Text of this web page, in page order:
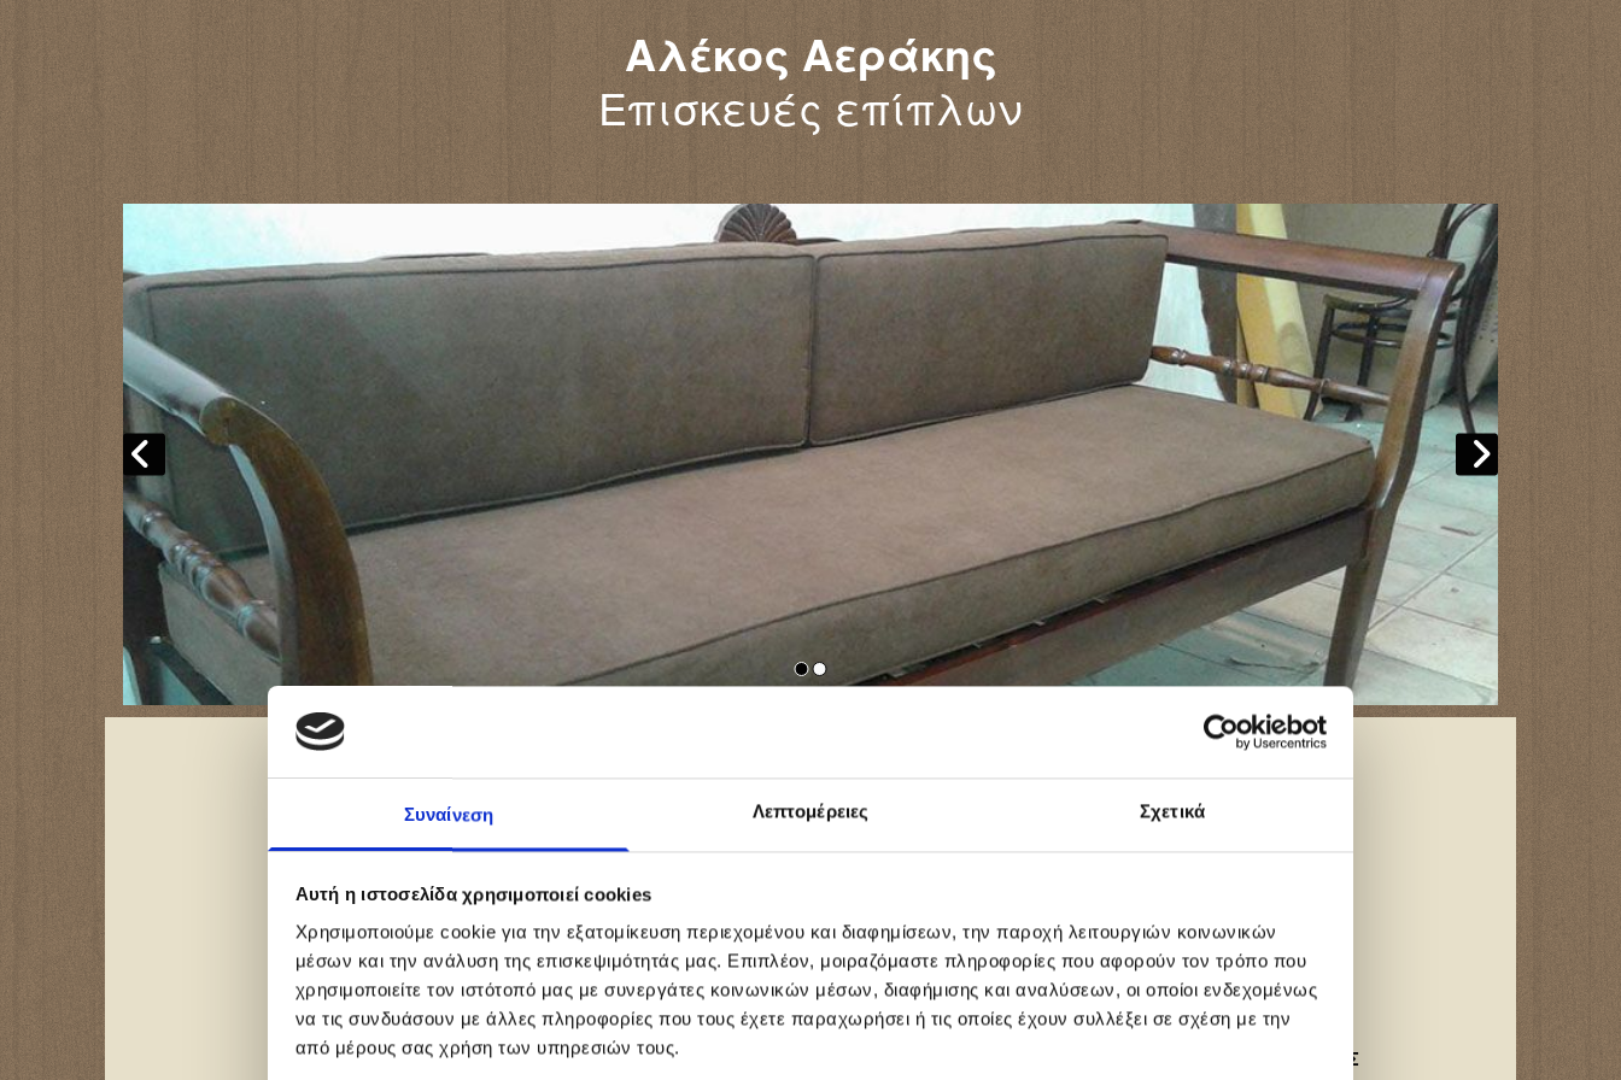
Συναίνεση Λεπτομέρειες Σχετικά
Αυτή η ιστοσελίδα χρησιμοποιεί cookies
Χρησιμοποιούμε cookie για την εξατομίκευση περιεχομένου και διαφημίσεων, την παροχή λειτουργιών κοινωνικών
μέσων και την ανάλυση της επισκεψιμότητάς μας. Επιπλέον, μοιραζόμαστε πληροφορίες που αφορούν τον τρόπο που
χρησιμοποιείτε τον ιστότοπό μας με συνεργάτες κοινωνικών μέσων, διαφήμισης και αναλύσεων, οι οποίοι ενδεχομένως
να τις συνδυάσουν με άλλες πληροφορίες που τους έχετε παραχωρήσει ή τις οποίες έχουν συλλέξει σε σχέση με την
από μέρους σας χρήση των υπηρεσιών τους.
Αλέκος Αεράκης
Επισκευές επίπλων
ΕΠΙΚΟΙΝΩΝΙΑ
Όνομα:*
ΑΕΡΑΚΗΣ ΑΛΕΚΟΣ